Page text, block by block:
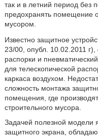
так и в летний период без
предохранять помещение
мусором.
Известно защитное
23/00, опубл. 10.02.2011
распорки и
для телескопической
каркаса воздухом.
сложность монтажа
помещения, где
строительного мусора.
Задачей полезной модели
защитного экрана,